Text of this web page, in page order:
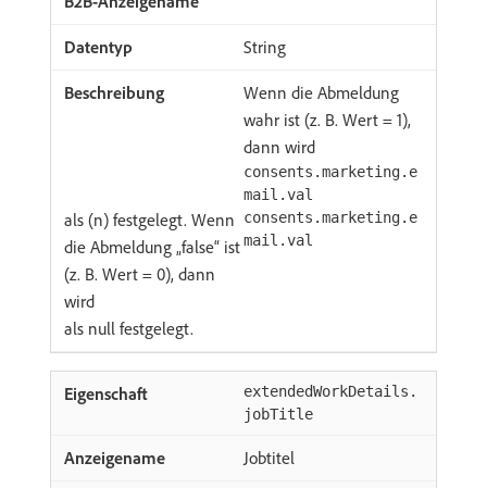
String
Wenn die Abmeldung
wahr ist (z. B. Wert = 1),
dann wird
consents.marketing.e
mail.val
als (n) festgelegt. Wenn
die Abmeldung „false“ ist
(z. B. Wert = 0), dann
wird
consents.marketing.e
mail.val
als null festgelegt.
extendedWorkDetails.
jobTitle
Jobtitel